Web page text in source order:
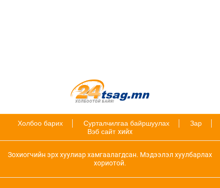
Холбоо барих Сурталчилгаа байршуулах
Зар
Вэб сайт хийх
Зохиогчийн эрх хуулиар хамгаалагдсан. Мэдээлэл хуулбарлах
хориотой.